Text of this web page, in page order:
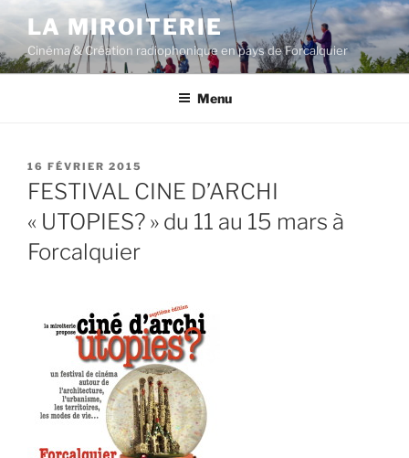
au
contenu
principal
LA MIROITERIE
Cinéma & Création radiophonique en pays de Forcalquier
Menu
PUBLIÉ
LE
16 FÉVRIER 2015
FESTIVAL CINE D’ARCHI
« UTOPIES? » du 11 au 15 mars à
Forcalquier